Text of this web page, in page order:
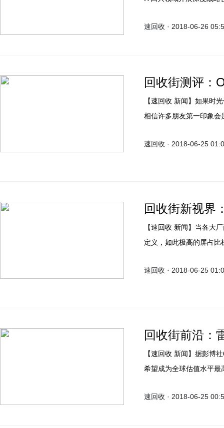
速回收 · 2018-06-26
回收街测评：
【速回收 新闻】如果时光倒退到一个月前，如果询问大家对OPPO与vivo的看法，
相信许多朋友第一印象会
速回收 · 2018-06-25
回收街新视界
【速回收 新闻】当各大厂商寻求外观创新时，OPPO用Find X完美诠释真全面屏的
定义，如此极高的屏占
速回收 · 2018-06-25
回收街前沿：
【速回收 新闻】据彭博社6月22日新闻报道，小米调低了IPO的估值目标，但仍有
希望成为全球估值水平
速回收 · 2018-06-25